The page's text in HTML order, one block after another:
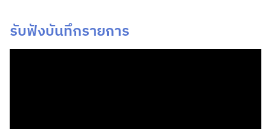
รับฟังบันทึกรายการ